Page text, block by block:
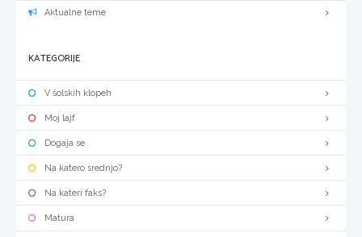
Aktualne teme
KATEGORIJE
V šolskih klopeh
Moj lajf
Dogaja se
Na katero srednjo?
Na kateri faks?
Matura